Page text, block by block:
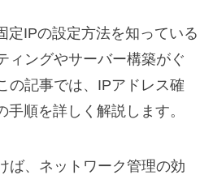
定IPの設定方法を知っている
ィングやサーバー構築がぐ
の記事では、IPアドレス確
順を詳しく解説します。
ば、ネットワーク管理の効